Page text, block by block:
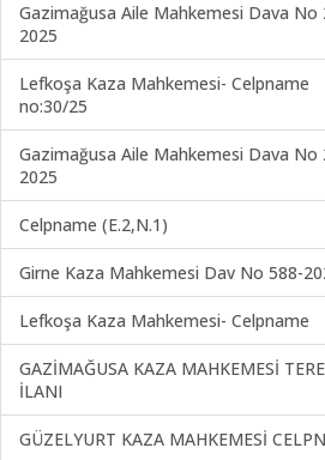
Gazimağusa Aile Mahkemesi Dava No
2025
Lefkoşa Kaza Mahkemesi- Celpname
no:30/25
Gazimağusa Aile Mahkemesi Dava No
2025
Celpname (E.2,N.1)
Girne Kaza Mahkemesi Dav No 588-
Lefkoşa Kaza Mahkemesi- Celpname
GAZİMAĞUSA KAZA MAHKEMESİ
İLANI
GÜZELYURT KAZA MAHKEMESİ